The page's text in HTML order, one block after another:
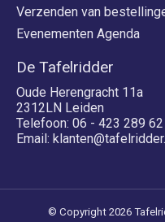
Verzenden van
Evenementen Agenda
De Tafelridder
Oude Herengracht 11a
2312LN Leiden
Telefoon: 06 - 423 289 62
Email:
© Copyright 2026